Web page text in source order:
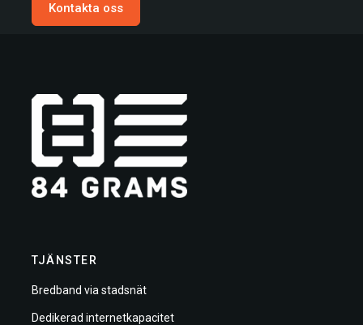
Kontakta oss
TJÄNSTER
Bredband via stadsnät
Dedikerad internetkapacitet